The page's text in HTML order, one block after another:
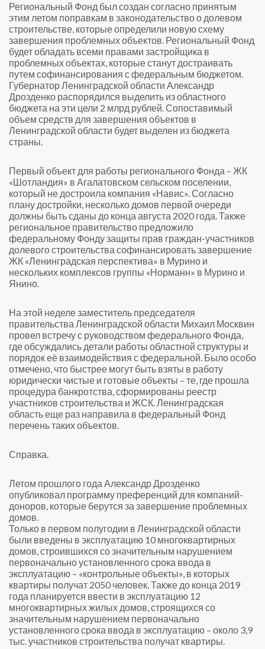
Региональный Фонд был создан согласно принятым
этим летом поправкам в законодательство о долевом
строительстве, которые определили новую схему
завершения проблемных объектов. Региональный Фонд
будет обладать всеми правами застройщика в
проблемных объектах, которые станут достраивать
путем софинансирования с федеральным бюджетом.
Губернатор Ленинградской области Александр
Дрозденко распорядился выделить из областного
бюджета на эти цели 2 млрд рублей. Сопоставимый
объем средств для завершения объектов в
Ленинградской области будет выделен из бюджета
страны.
Первый объект для работы регионального Фонда – ЖК
«Шотландия» в Агалатовском сельском поселении,
который не достроила компания «Навис». Согласно
плану достройки, несколько домов первой очереди
должны быть сданы до конца августа 2020 года. Также
региональное правительство предложило
федеральному Фонду защиты прав граждан-участников
долевого строительства софинансировать завершение
ЖК «Ленинградская перспектива» в Мурино и
нескольких комплексов группы «Норманн» в Мурино и
Янино.
На этой неделе заместитель председателя
правительства Ленинградской области Михаил Москвин
провел встречу с руководством федерального Фонда,
где обсуждались детали работы областной структуры и
порядок её взаимодействия с федеральной. Было особо
отмечено, что быстрее могут быть взяты в работу
юридически чистые и готовые объекты – те, где прошла
процедура банкротства, сформированы реестр
участников строительства и ЖСК. Ленинградская
область еще раз направила в федеральный Фонд
перечень таких объектов.
Справка.
Летом прошлого года Александр Дрозденко
опубликовал программу преференций для компаний-
доноров, которые берутся за завершение проблемных
домов.
Только в первом полугодии в Ленинградской области
были введены в эксплуатацию 10 многоквартирных
домов, строившихся со значительным нарушением
первоначально установленного срока ввода в
эксплуатацию – «контрольные объекты», в которых
квартиры получат 2050 человек. Также до конца 2019
года планируется ввести в эксплуатацию 12
многоквартирных жилых домов, строящихся со
значительным нарушением первоначально
установленного срока ввода в эксплуатацию – около 3,9
тыс. участников строительства получат квартиры.